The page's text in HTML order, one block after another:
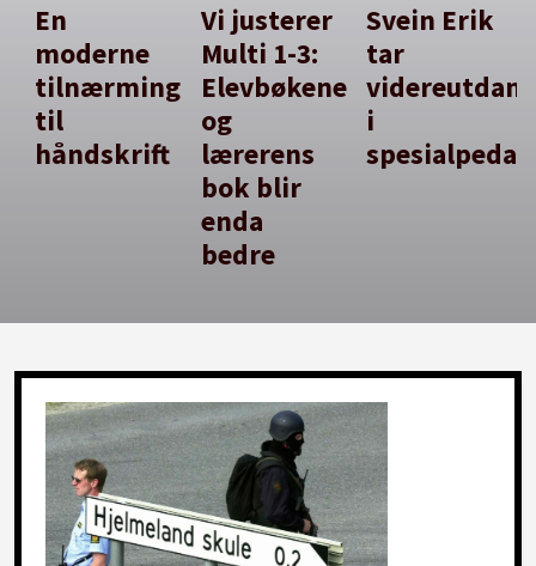
En
moderne
tilnærming
til
håndskrift
Vi justerer
Multi 1-3:
Elevbøkene
og
lærerens
bok blir
enda
bedre
Svein Erik
tar
i